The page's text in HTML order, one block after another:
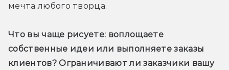
мечта любого творца.
Что вы чаще рисуете: воплощаете
собственные идеи или выполняете заказы
клиентов? Ограничивают ли заказчики вашу